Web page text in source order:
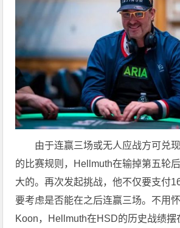
由于连赢三场或无人应战方可兑
的比赛规则，Hellmuth在输掉第五轮
大的。再次发起挑战，他不仅要支付
要考虑是否能在之后连赢三场。不用
Koon，Hellmuth在HSD的历史战绩摆